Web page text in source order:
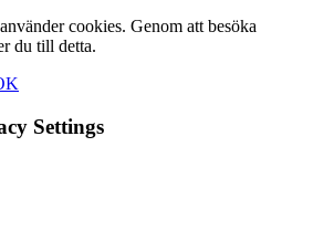
cookies. Genom att besöka
du till detta.
Settings